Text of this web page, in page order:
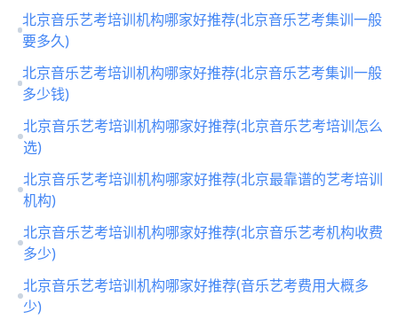
北京音乐艺考培训机构哪家好推荐(北京音乐艺考集训一般
要多久)
北京音乐艺考培训机构哪家好推荐(北京音乐艺考集训一般
多少钱)
北京音乐艺考培训机构哪家好推荐(北京音乐艺考培训怎么
选)
北京音乐艺考培训机构哪家好推荐(北京最靠谱的艺考培训
机构)
北京音乐艺考培训机构哪家好推荐(北京音乐艺考机构收费
多少)
北京音乐艺考培训机构哪家好推荐(音乐艺考费用大概多
少)